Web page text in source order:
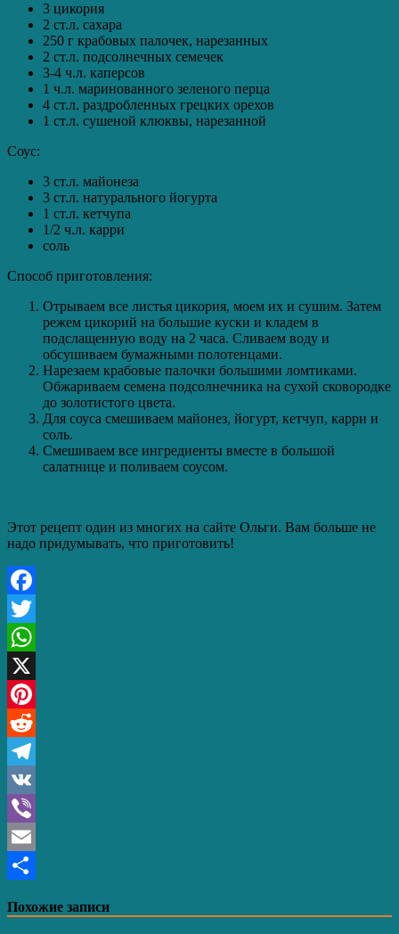
3 цикория
2 ст.л. сахара
250 г крабовых палочек, нарезанных
2 ст.л. подсолнечных семечек
3-4 ч.л. каперсов
1 ч.л. маринованного зеленого перца
4 ст.л. раздробленных грецких орехов
1 ст.л. сушеной клюквы, нарезанной
Соус:
3 ст.л. майонеза
3 ст.л. натурального йогурта
1 ст.л. кетчупа
1/2 ч.л. карри
соль
Способ приготовления:
Отрываем все листья цикория, моем их и сушим. Затем
режем цикорий на большие куски и кладем в
подслащенную воду на 2 часа. Сливаем воду и
обсушиваем бумажными полотенцами.
Нарезаем крабовые палочки большими ломтиками.
Обжариваем семена подсолнечника на сухой сковородке
до золотистого цвета.
Для соуса смешиваем майонез, йогурт, кетчуп, карри и
соль.
Смешиваем все ингредиенты вместе в большой
салатнице и поливаем соусом.
Этот рецепт один из многих на сайте Ольги. Вам больше не
надо придумывать, что приготовить!
Facebook
Twitter
WhatsApp
X
Pinterest
Reddit
Telegram
VK
Viber
Email
Похожие записи